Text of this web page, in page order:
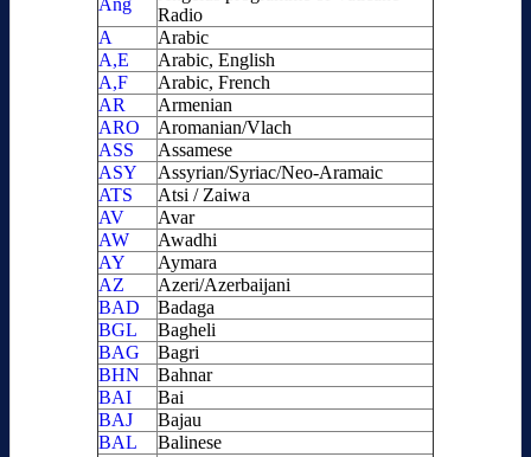
Ang
Radio
A
Arabic
A,E
Arabic, English
A,F
Arabic, French
AR
Armenian
ARO
Aromanian/Vlach
ASS
Assamese
ASY
Assyrian/Syriac/Neo-Aramaic
ATS
Atsi / Zaiwa
AV
Avar
AW
Awadhi
AY
Aymara
AZ
Azeri/Azerbaijani
BAD
Badaga
BGL
Bagheli
BAG
Bagri
BHN
Bahnar
BAI
Bai
BAJ
Bajau
BAL
Balinese